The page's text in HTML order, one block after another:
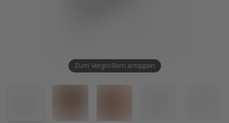
Zum Vergrößern antippen